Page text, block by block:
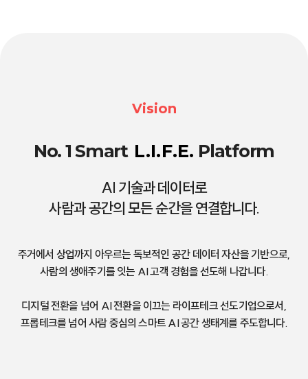
Vision
No. 1 Smart L.I.F.E. Platform
AI 기술과 데이터로
사람과 공간의 모든 순간을 연결합니다.
주거에서 상업까지 아우르는 독보적인 공간 데이터 자산을 기반으로,
사람의 생애주기를 잇는 AI 고객 경험을 선도해 나갑니다.
디지털 전환을 넘어 AI 전환을 이끄는 라이프테크 선도기업으로서,
프롭테크를 넘어 사람 중심의 스마트 AI 공간 생태계를 주도합니다.